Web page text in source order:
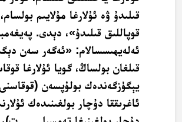
قىلىدۇ ۋە ئۇلارغا مۇلايىم
قوپاللىق قىلىدۇ»، دېدى.
ئەلەيھىسسالام: «ئەگەر سەن
قىلغان بولساڭ، گويا ئۇلارغا
يېگۈزگەندەك بولۇپسەن
ئاغرىققا دۇچار بولغىنىدەك